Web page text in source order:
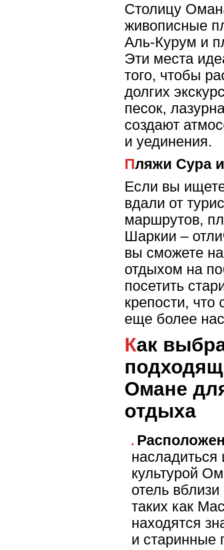
Столицу
живописные
Аль-Курум и
Эти места
того, чтобы
долгих
песок,
создают
и уединения.
Пляжи Сура
Если вы
вдали от
маршрутов,
Шаркии –
вы сможете
отдыхом на
посетить
крепости,
еще более
Как выбрать
Омане
отдыха
насладиться
культурой
отель
таких как
находятся
и старинные